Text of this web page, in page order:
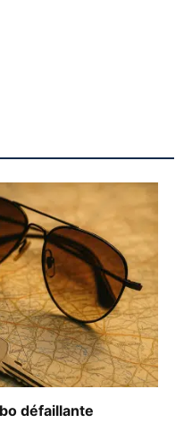
défaillante